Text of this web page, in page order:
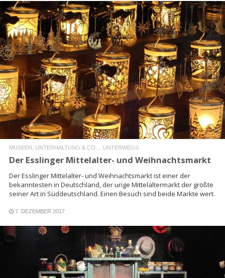
READ MORE
MUSEEN, UNTERHALTUNG & CO. UNTERWEGS
Der Esslinger Mittelalter- und Weihnachtsmarkt
Der Esslinger Mittelalter- und Weihnachtsmarkt ist einer der
bekanntesten in Deutschland, der urige Mittelaltermarkt der größte
seiner Art in Süddeutschland. Einen Besuch sind beide Märkte wert.
7. DEZEMBER 2017